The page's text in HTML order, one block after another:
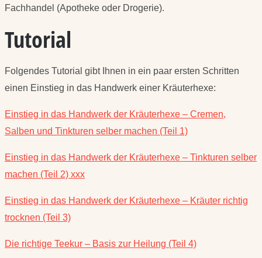
Fachhandel (Apotheke oder Drogerie).
Tutorial
Folgendes Tutorial gibt Ihnen in ein paar ersten Schritten
einen Einstieg in das Handwerk einer Kräuterhexe:
Einstieg in das Handwerk der Kräuterhexe – Cremen,
Salben und Tinkturen selber machen (Teil 1)
Einstieg in das Handwerk der Kräuterhexe – Tinkturen selber
machen (Teil 2) xxx
Einstieg in das Handwerk der Kräuterhexe – Kräuter richtig
trocknen (Teil 3)
Die richtige Teekur – Basis zur Heilung (Teil 4)